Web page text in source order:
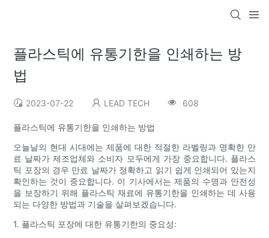
플라스틱에 유통기한을 인쇄하는 방
법
2023-07-22 LEAD TECH 608
플라스틱에 유통기한을 인쇄하는 방법
오늘날의 현대 시대에는 제품에 대한 적절한 라벨링과 명확한 만
료 날짜가 제조업체와 소비자 모두에게 가장 중요합니다. 플라스
틱 포장의 경우 만료 날짜가 정확하고 읽기 쉽게 인쇄되어 있는지
확인하는 것이 중요합니다. 이 기사에서는 제품의 수명과 안전성
을 보장하기 위해 플라스틱 재료에 유통기한을 인쇄하는 데 사용
되는 다양한 방법과 기술을 살펴보겠습니다.
1. 플라스틱 포장에 대한 유통기한의 중요성: